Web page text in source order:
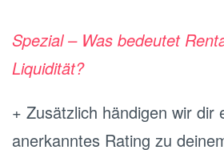
Spezial – Was bedeutet
Liquidität?
+ Zusätzlich händigen wir dir
anerkanntes Rating zu